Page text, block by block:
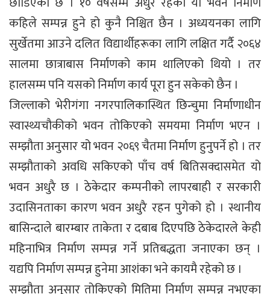
कहिले सम्पन्न हुने हो कुनै निश्चित छैन । अध्ययनका लागि
सुर्खेतमा आउने दलित विद्यार्थीहरूका लागि लक्षित गर्दै २०६४
सालमा छात्राबास निर्माणको काम थालिएको थियो । तर
हालसम्म पनि यसको निर्माण कार्य पूरा हुन सकेको छैन ।
जिल्लाको भेरीगंगा नगरपालिकास्थित छिन्चुमा निर्माणाधीन
स्वास्थ्यचौकीको भवन तोकिएको समयमा निर्माण भएन ।
सम्झौता अनुसार यो भवन २०६९ चैतमा निर्माण हुनुपर्ने हो । तर
सम्झौताको अवधि सकिएको पाँच वर्ष बितिसक्दासमेत यो
भवन अधुरै छ । ठेकेदार कम्पनीको लापरबाही र सरकारी
उदासिनताका कारण भवन अधुरै रहन पुगेको हो । स्थानीय
बासिन्दाले बारम्बार ताकेता र दबाब दिएपछि ठेकेदारले केही
महिनाभित्र निर्माण सम्पन्न गर्ने प्रतिबद्धता जनाएका छन् ।
यद्यपि निर्माण सम्पन्न हुनेमा आशंका भने कायमै रहेको छ ।
सम्झौता अनुसार तोकिएको मितिमा निर्माण सम्पन्न नभएका